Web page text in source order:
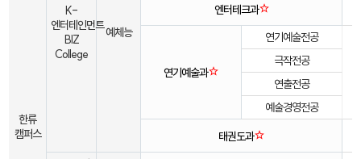
한류
캠퍼스
K-
엔터테인먼트
BIZ
College
예체능
엔터테크과☆
연기예술과☆
연기예술전공
극작전공
연출전공
예술경영전공
태권도과☆